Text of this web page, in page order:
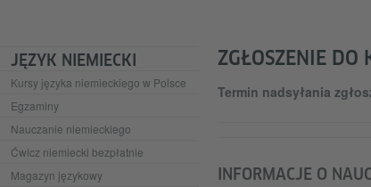
JĘZYK NIEMIECKI
Kursy języka niemieckiego w Polsce
Egzaminy
Nauczanie niemieckiego
Ćwicz niemiecki bezpłatnie
Magazyn językowy
ZGŁOSZENIE DO
Termin nadsyłania
INFORMACJE O